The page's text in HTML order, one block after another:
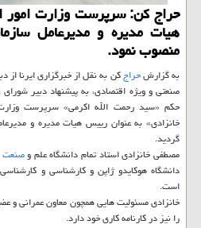
حراج کن: سرپرست وزارت امور
هیات مدیره و مدیرعامل
منصوب نمود.
به گزارشحراجکن به نقل از خبرگزاری ایرنا از
صنعتی و ویژه اقتصادی، به پیشنهاد دبیر شورای
حکم «سید رحمت الله اکرمی» سرپرست
خانزادی» به عنوان رییس هیات مدیره و
گردید.
مصطفی خانزادی استاد تمام دانشگاه علم وصنعت
دانشگاه هوکایدو ژاپن و کارشناسی و
است.
خانزادی مسئولیت هایی همچون معاون عمرانی و
را نیز در کارنامه کاری خود دارد.